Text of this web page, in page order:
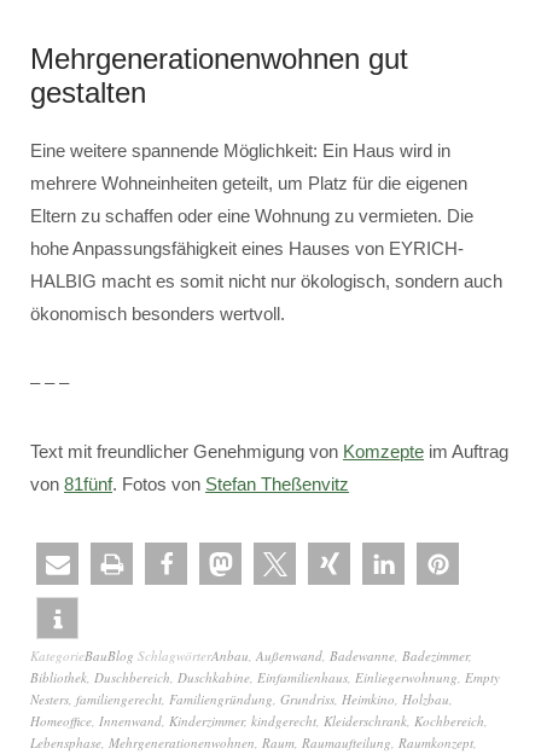
Mehrgenerationenwohnen gut
gestalten
Eine weitere spannende Möglichkeit: Ein Haus wird in
mehrere Wohneinheiten geteilt, um Platz für die eigenen
Eltern zu schaffen oder eine Wohnung zu vermieten. Die
hohe Anpassungsfähigkeit eines Hauses von EYRICH-
HALBIG macht es somit nicht nur ökologisch, sondern auch
ökonomisch besonders wertvoll.
– – –
Text mit freundlicher Genehmigung von Komzepte im Auftrag
von 81fünf. Fotos von Stefan Theßenvitz
KategorieBauBlog SchlagwörterAnbau, Außenwand, Badewanne, Badezimmer,
Bibliothek, Duschbereich, Duschkabine, Einfamilienhaus, Einliegerwohnung, Empty
Nesters, familiengerecht, Familiengründung, Grundriss, Heimkino, Holzbau,
Homeoffice, Innenwand, Kinderzimmer, kindgerecht, Kleiderschrank, Kochbereich,
Lebensphase, Mehrgenerationenwohnen, Raum, Raumaufteilung, Raumkonzept,